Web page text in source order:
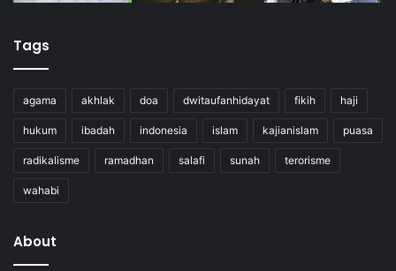
Tags
agama akhlak doa dwitaufanhidayat fikih haji
hukum ibadah indonesia islam kajianislam puasa
radikalisme ramadhan salafi sunah terorisme
wahabi
About